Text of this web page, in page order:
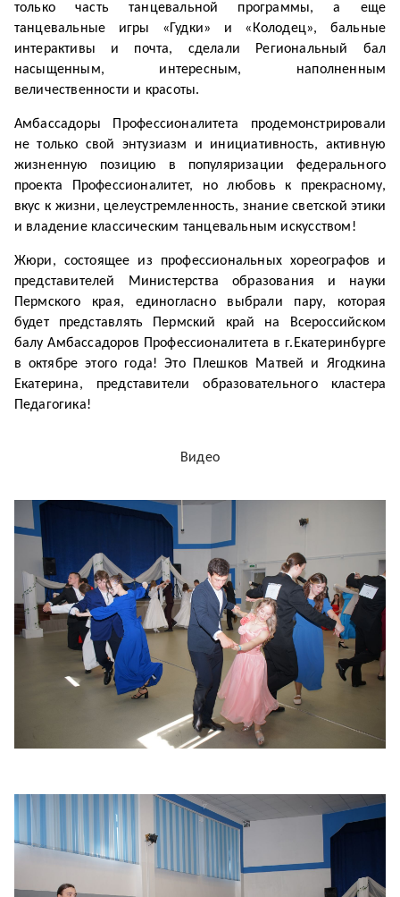
только часть танцевальной программы, а еще
танцевальные игры «Гудки» и «Колодец», бальные
интерактивы и почта, сделали Региональный бал
насыщенным, интересным, наполненным
величественности и красоты.
Амбассадоры Профессионалитета продемонстрировали
не только свой энтузиазм и инициативность, активную
жизненную позицию в популяризации федерального
проекта Профессионалитет, но любовь к прекрасному,
вкус к жизни, целеустремленность, знание светской этики
и владение классическим танцевальным искусством!
Жюри, состоящее из профессиональных хореографов и
представителей Министерства образования и науки
Пермского края, единогласно выбрали пару, которая
будет представлять Пермский край на Всероссийском
балу Амбассадоров Профессионалитета в г.Екатеринбурге
в октябре этого года! Это Плешков Матвей и Ягодкина
Екатерина, представители образовательного кластера
Педагогика!
Видео